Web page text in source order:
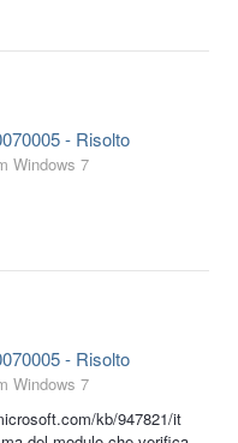
- Risolto
Windows 7
- Risolto
Windows 7
kb/947821/it